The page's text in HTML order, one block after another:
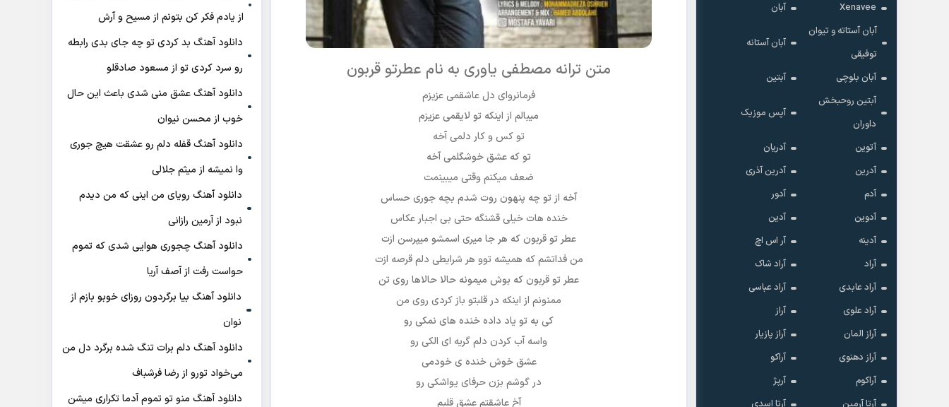
Xenavee
آبان
آبان آستاته و تیوان
توفیقی
آبان آستانه
آبان بلوچی
آبتین
آبتین روحبخش
داوران
آپس موزیک
آتوین
آدریان
آدرین
آدرین آذری
آدم
آدور
آدوین
آدین
آدینه
آر اس اچ
آراد
آراد شاک
آراد عابدی
آراد عباسی
آراد علوی
آراز
آراز المان
آراز پازیار
آراز دهنوی
آراکو
آراکوم
آرپژ
متن ترانه مصطفی یاوری به نام عطرتو قربون
فرمانروای دل عاشقمی عزیزم
میبالم از اینکه تو لایقمی عزیزم
تو کس و کار دلمی آخه
تو که عشق خوشگلمی آخه
ضعف میکنم وقتی میبینمت
آخه از تو چه پنهون روت شدم بچه جوری حساس
خنده هات خیلی قشنگه حتی بی اجبار عکاس
عطر تو قربون که هر جا میری اسمشو میپرسن ازت
من فداتشم که همیشه توو هر شرایطی دلم قرصه ازت
عطر تو قربون که بوش میمونه حالا حالاها روی تن
ممنونم از اینکه در قلبتو باز کردی روی من
کی به تو یاد داده خنده های نمکی رو
واسه آب کردن دلم گریه ای الکی رو
عشق خوش خنده ی خودمی
در گوشم بزن حرفای یواشکی رو
آخ عاشقتم عشق قلبم
از یادم فکر کن بتونم از مسیح و آرش
دانلود آهنگ بد کردی تو چه جای بدی رابطه
رو سرد کردی تو از مسعود صادقلو
دانلود آهنگ عشق منی شدی باعث این حال
خوب از محسن نیوان
دانلود آهنگ قفله دلم رو عشقت هیچ جوری
وا نمیشه از میثم جلالی
دانلود آهنگ رویای من اینی که من دیدم
نبود از آرمین رازانی
دانلود آهنگ ﭼﺠﻮری ﻫﻮاﻳﻰ ﺷﺪی ﻛﻪ ﺗﻤﻮم
ﺣﻮاﺳﺖ رﻓﺖ از آصف آریا
دانلود آهنگ بیا برگردون روزای خوبو بازم از
نوان
دانلود آهنگ دلم برات تنگ شده برگرد دل من
می‌خواد تورو از رضا فرشباف
دانلود آهنگ منو تو تموم آدما تکراری میشن